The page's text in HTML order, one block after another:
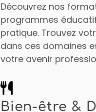
Découvrez nos
programmes
pratique. Trouvez
dans ces domaines
votre avenir
Bien-être &